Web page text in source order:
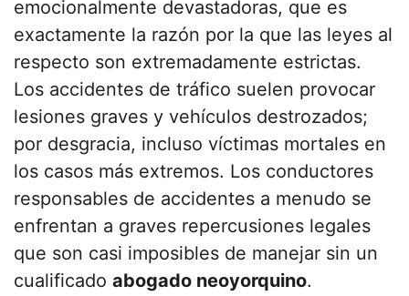
emocionalmente devastadoras, que es
exactamente la razón por la que las leyes al
respecto son extremadamente estrictas.
Los accidentes de tráfico suelen provocar
lesiones graves y vehículos destrozados;
por desgracia, incluso víctimas mortales en
los casos más extremos. Los conductores
responsables de accidentes a menudo se
enfrentan a graves repercusiones legales
que son casi imposibles de manejar sin un
cualificado abogado neoyorquino.